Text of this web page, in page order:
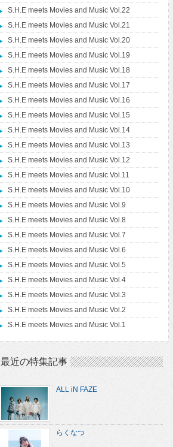
S.H.E meets Movies and Music Vol.22
S.H.E meets Movies and Music Vol.21
S.H.E meets Movies and Music Vol.20
S.H.E meets Movies and Music Vol.19
S.H.E meets Movies and Music Vol.18
S.H.E meets Movies and Music Vol.17
S.H.E meets Movies and Music Vol.16
S.H.E meets Movies and Music Vol.15
S.H.E meets Movies and Music Vol.14
S.H.E meets Movies and Music Vol.13
S.H.E meets Movies and Music Vol.12
S.H.E meets Movies and Music Vol.11
S.H.E meets Movies and Music Vol.10
S.H.E meets Movies and Music Vol.9
S.H.E meets Movies and Music Vol.8
S.H.E meets Movies and Music Vol.7
S.H.E meets Movies and Music Vol.6
S.H.E meets Movies and Music Vol.5
S.H.E meets Movies and Music Vol.4
S.H.E meets Movies and Music Vol.3
S.H.E meets Movies and Music Vol.2
S.H.E meets Movies and Music Vol.1
最近の特集記事
ALL iN FAZE
らくなつ